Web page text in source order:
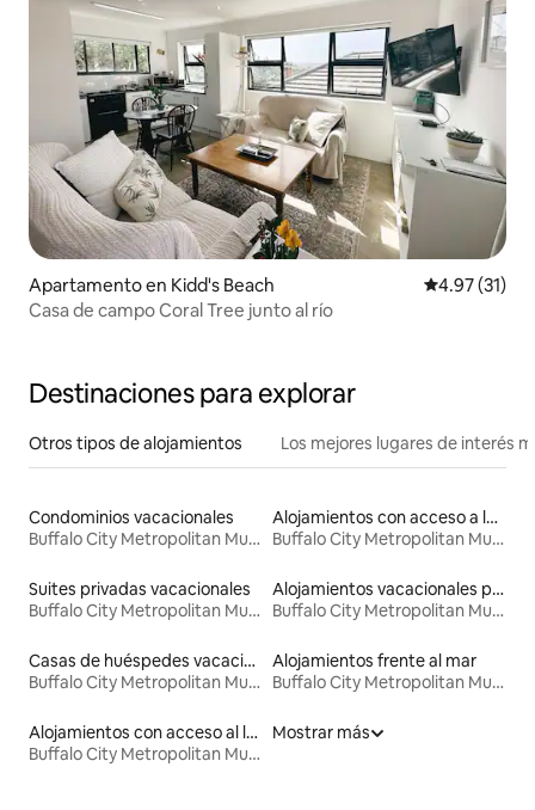
Apartamento en Kidd's Beach Calificación
4.97 (31)
Casa de campo Coral Tree junto al río
Destinaciones para explorar
Otros tipos de alojamientos Los mejores lugares de interés
Condominios vacacionales
Buffalo City Metropolitan Municipality
Alojamientos con acceso a la playa
Buffalo City Metropolitan Municipality
Suites privadas vacacionales
Buffalo City Metropolitan Municipality
Alojamientos vacacionales para familias
Buffalo City Metropolitan Municipality
Casas de huéspedes vacacionales
Buffalo City Metropolitan Municipality
Alojamientos frente al mar
Buffalo City Metropolitan Municipality
Alojamientos con acceso al lago
Buffalo City Metropolitan Municipality
Mostrar más